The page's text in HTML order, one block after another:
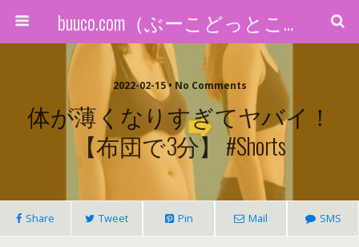
buuco.com（ぶーこどっとこむ）
2022-02-15 • No Comments
体が薄くなりすぎてヤバイ！
【布団で3分】 #shorts
Share Tweet Pin Mail SMS